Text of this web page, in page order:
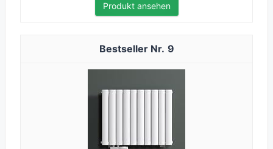
Produkt ansehen
9